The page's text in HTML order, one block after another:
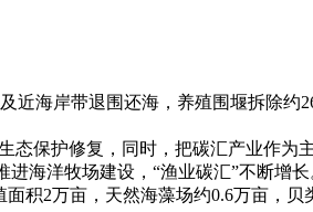
海岸带退围还海，养殖围堰拆除
保护修复，同时，把碳汇产业作为
海洋牧场建设，“渔业碳汇”不断增
积2万亩，天然海藻场约0.6万亩，